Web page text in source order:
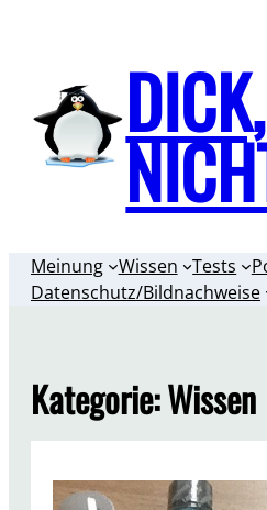
springen
Meinung Wissen Tests
Datenschutz/Bildnachweise
Kategorie:Wissen